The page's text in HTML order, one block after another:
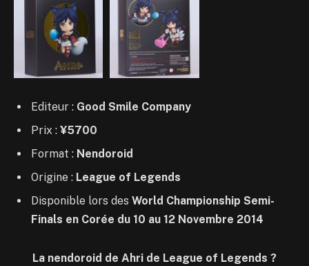
Editeur : Good Smile Company
Prix : ¥5700
Format : Nendoroid
Origine : League of Legends
Disponible lors des World Championship Semi-
Finals en Corée du 10 au 12 Novembre 2014
La nendoroid de Ahri de League of Legends ?